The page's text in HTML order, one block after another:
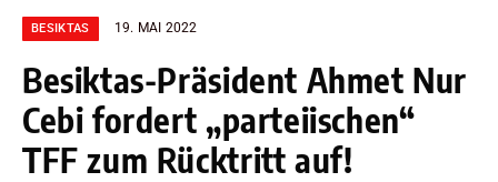
BESIKTAS 19. MAI 2022
Besiktas-Präsident Ahmet Nur
Cebi fordert „parteiischen“
TFF zum Rücktritt auf!